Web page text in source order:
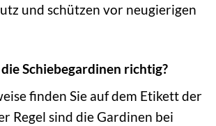
und schützen vor neugierigen
Schiebegardinen richtig?
finden Sie auf dem Etikett der
Regel sind die Gardinen bei